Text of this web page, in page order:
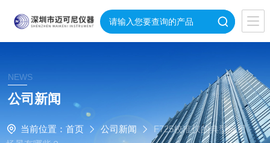
NEWS
公司新闻
当前位置： 首页 公司新闻
F725校准仪的典型应用